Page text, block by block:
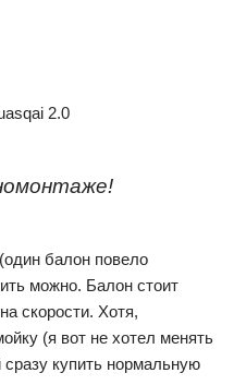
2.0
балон повело
можно. Балон стоит
скорости. Хотя,
(я вот не хотел менять
сразу купить нормальную